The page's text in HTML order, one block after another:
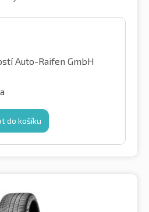
Auto-Raifen GmbH
do košíku